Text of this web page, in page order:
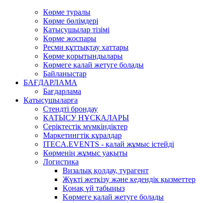
Көрме туралы
Көрме бөлімдері
Қатысушылар тізімі
Көрме жоспары
Ресми құттықтау хаттары
Көрме қорытындылары
Көрмеге қалай жетуге болады
Байланыстар
БАҒДАРЛАМА
Бағдарлама
Қатысушыларға
Стендті брондау
ҚАТЫСУ НҰСҚАЛАРЫ
Серіктестік мүмкіндіктер
Маркетингтік құралдар
ITECA.EVENTS - қалай жұмыс істейді
Көрменің жұмыс уақыты
Логистика
Визалық қолдау, турагент
Жүкті жеткізу және кедендік қызметтер
Қонақ үй табыңыз
Kөрмеге қалай жетуге болады